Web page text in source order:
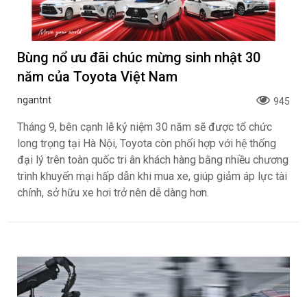
Bùng nổ ưu đãi chúc mừng sinh nhật 30
năm của Toyota Việt Nam
ngantnt 945
Tháng 9, bên cạnh lễ kỷ niệm 30 năm sẽ được tổ chức
long trọng tại Hà Nội, Toyota còn phối hợp với hệ thống
đại lý trên toàn quốc tri ân khách hàng bằng nhiều chương
trình khuyến mại hấp dẫn khi mua xe, giúp giảm áp lực tài
chính, sở hữu xe hơi trở nên dễ dàng hơn.